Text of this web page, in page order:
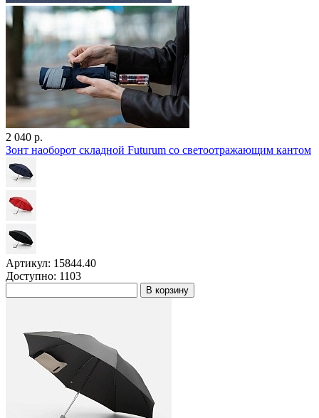
2 040 р.
Зонт наоборот складной Futurum со светоотражающим кантом
Артикул: 15844.40
Доступно: 1103
В корзину